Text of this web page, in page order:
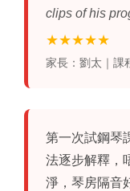
clips of his
★★★★★
家長：劉太｜課
第一次試鋼琴
法逐步解釋，
淨，琴房隔音